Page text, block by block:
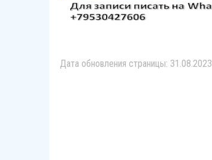
Дата обновления страницы: 31.08.2023